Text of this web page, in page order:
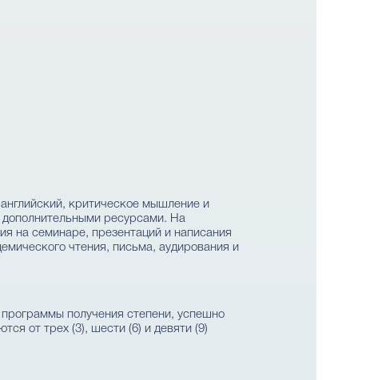
критическое мышление и
дополнительными ресурсами. На
на семинаре, презентаций и написания
чтения, письма, аудирования и
получения степени, успешно
от трех (3), шести (6) и девяти (9)